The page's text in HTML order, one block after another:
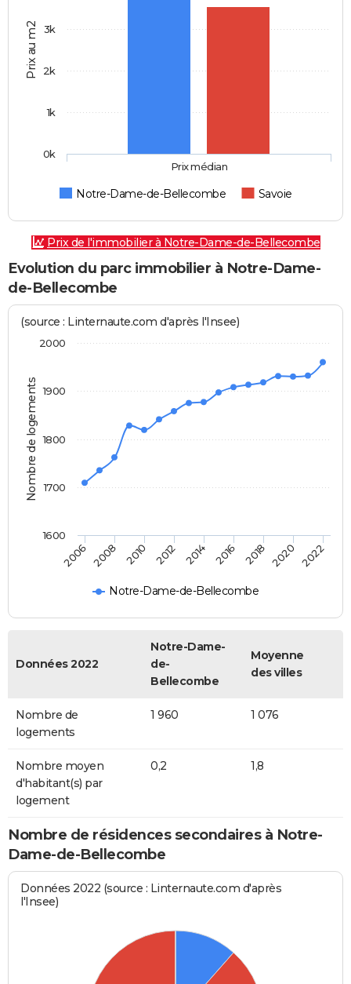
Prix au m2
Notre-Dame-de-Bellecombe Savoie
Prix médian
0k
1k
2k
3k
Prix de l'immobilier à Notre-Dame-de-Bellecombe
Evolution du parc immobilier à Notre-Dame-
de-Bellecombe
Nombre de logements
(source : Linternaute.com d'après l'Insee)
Notre-Dame-de-Bellecombe
2006 2008 2010 2012 2014 2016 2018 2020 2022
1700
1800
1900
2000
1600
Données 2022
Notre-Dame-
de-
Bellecombe
Moyenne
des villes
Nombre de
logements
1 960 1 076
Nombre moyen
d'habitant(s) par
logement
0,2 1,8
Nombre de résidences secondaires à Notre-
Dame-de-Bellecombe
Données 2022 (source : Linternaute.com d'après
l'Insee)